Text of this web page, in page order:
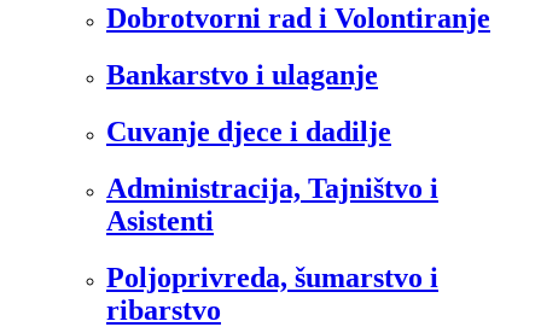
Dobrotvorni rad i Volontiranje
Bankarstvo i ulaganje
Cuvanje djece i dadilje
Administracija, Tajništvo i
Asistenti
Poljoprivreda, šumarstvo i
ribarstvo